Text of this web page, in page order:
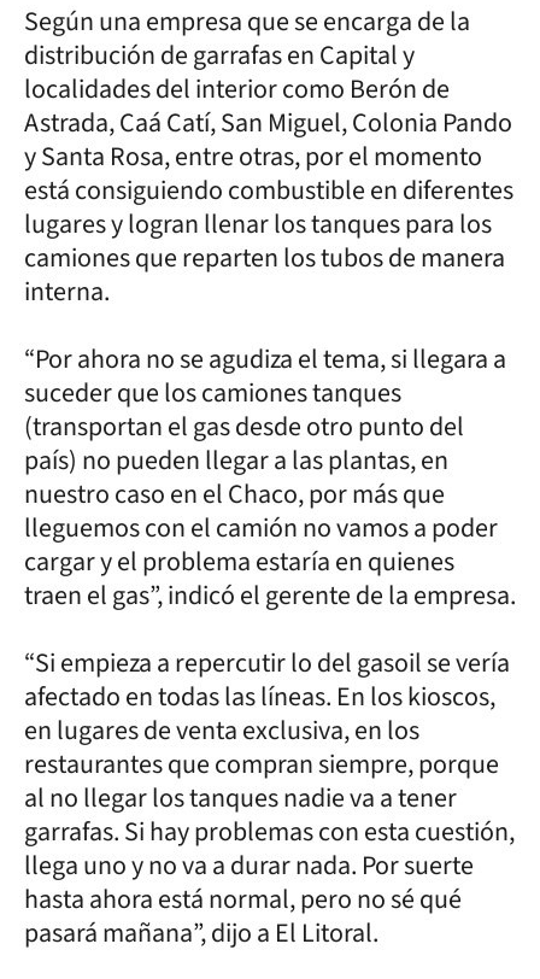
Según una empresa que se encarga de la
distribución de garrafas en Capital y
localidades del interior como Berón de
Astrada, Caá Catí, San Miguel, Colonia Pando
y Santa Rosa, entre otras, por el momento
está consiguiendo combustible en diferentes
lugares y logran llenar los tanques para los
camiones que reparten los tubos de manera
interna.
“Por ahora no se agudiza el tema, si llegara a
suceder que los camiones tanques
(transportan el gas desde otro punto del
país) no pueden llegar a las plantas, en
nuestro caso en el Chaco, por más que
lleguemos con el camión no vamos a poder
cargar y el problema estaría en quienes
traen el gas”, indicó el gerente de la empresa.
“Si empieza a repercutir lo del gasoil se vería
afectado en todas las líneas. En los kioscos,
en lugares de venta exclusiva, en los
restaurantes que compran siempre, porque
al no llegar los tanques nadie va a tener
garrafas. Si hay problemas con esta cuestión,
llega uno y no va a durar nada. Por suerte
hasta ahora está normal, pero no sé qué
pasará mañana”, dijo a El Litoral.